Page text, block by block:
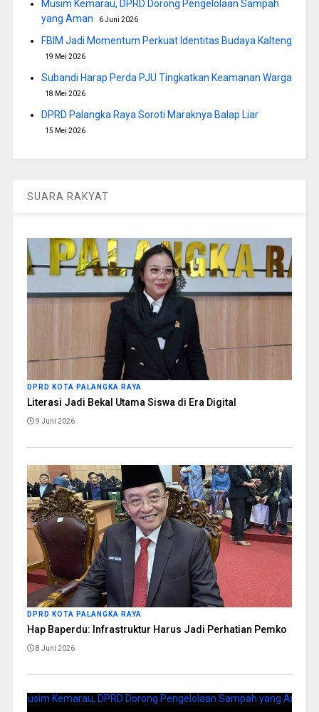
Musim Kemarau, DPRD Dorong Pengelolaan Sampah
yang Aman
6 Juni 2026
FBIM Jadi Momentum Perkuat Identitas Budaya Kalteng
19 Mei 2026
Subandi Harap Perda PJU Tingkatkan Keamanan Warga
18 Mei 2026
DPRD Palangka Raya Soroti Maraknya Balap Liar
15 Mei 2026
SUARA RAKYAT
DPRD KOTA PALANGKA RAYA
Literasi Jadi Bekal Utama Siswa di Era Digital
9 Juni 2026
DPRD KOTA PALANGKA RAYA
Hap Baperdu: Infrastruktur Harus Jadi Perhatian Pemko
8 Juni 2026